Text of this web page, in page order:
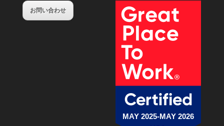
お問い合わせ
MAY 2025-MAY 2026